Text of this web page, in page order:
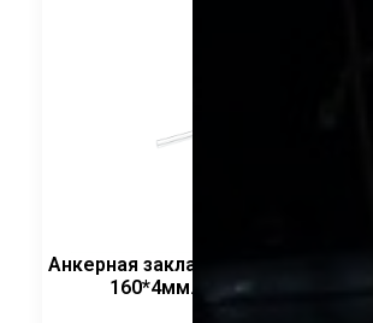
Анкерная закладная деталь
160*4мм. / квадратный